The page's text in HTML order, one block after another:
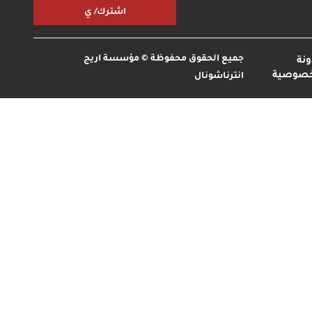
اشترك/ ي
جميع الحقوق محفوظة © مؤسسة اريج
انترناشونال